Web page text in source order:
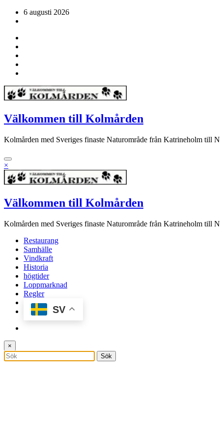
Hoppa6 augusti 2026
Välkommen till Kolmården
Kolmården med Sveriges finaste Naturområde från Katrineholm till
×
Välkommen till Kolmården
Kolmården med Sveriges finaste Naturområde från Katrineholm till
Restaurang
Samhälle
Vindkraft
Historia
högtider
Loppmarknad
Regler
SV
×